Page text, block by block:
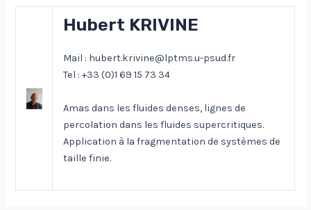
Hubert KRIVINE
Mail : hubert.krivine@lptms.u-psud.fr
Tel : +33 (0)1 69 15 73 34
Amas dans les fluides denses, lignes de
percolation dans les fluides supercritiques.
Application à la fragmentation de systèmes de
taille finie.